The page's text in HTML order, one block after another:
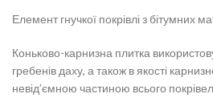
Елемент гнучкої покрівлі з бітумних
Коньково-карнизна плитка
гребенів даху, а також в якості
невід’ємною частиною всього